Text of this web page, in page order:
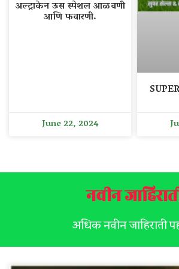
अल्ट्राकेन ऊस स्पेशल आळवणी
आणि फवारणी.
June 22, 2024
नवीन
अधिक नवीन जाहिराती